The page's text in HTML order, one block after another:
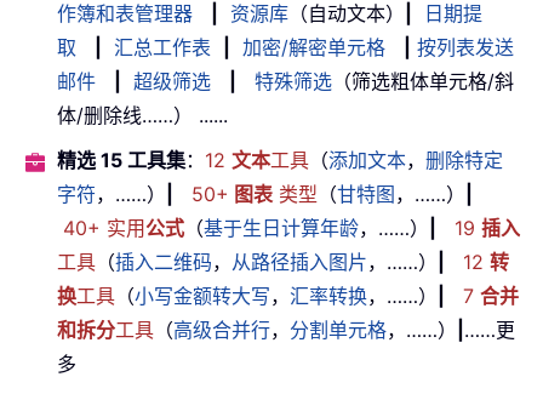
作簿和表管理器
资源库 （自动文本）
日期提
取
汇总工作表 加密/解密单元格
按列表发送
邮件
超级筛选 特殊筛选 （筛选粗体单元格/斜
体/删除线……） ......
精选 15 工具集： 12 文本工具 （添加文本， 删除特定
字符，……） 50+ 图表类型 （甘特图 ，……）
40+ 实用公式 （基于生日计算年龄，……） 19 插入
工具 （插入二维码， 从路径插入图片，……） 12 转
换工具 （小写金额转大写， 汇率转换，……） 7 合并
和拆分工具 （高级合并行， 分割单元格，……）
……更
多